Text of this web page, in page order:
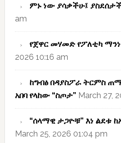
ምኑ ነው ያሳቃችሁ፤
am
የጀዋር መሃመድ የፖለቲካ
2026 10:16 am
ከግብፅ በዳያስፖራ ትርምስ
አበባ የላከው “ስጦታ” March 27,
“ሰላማዊ ታጋዮቹ” እነ ልደቱ
March 25, 2026 01:04 pm